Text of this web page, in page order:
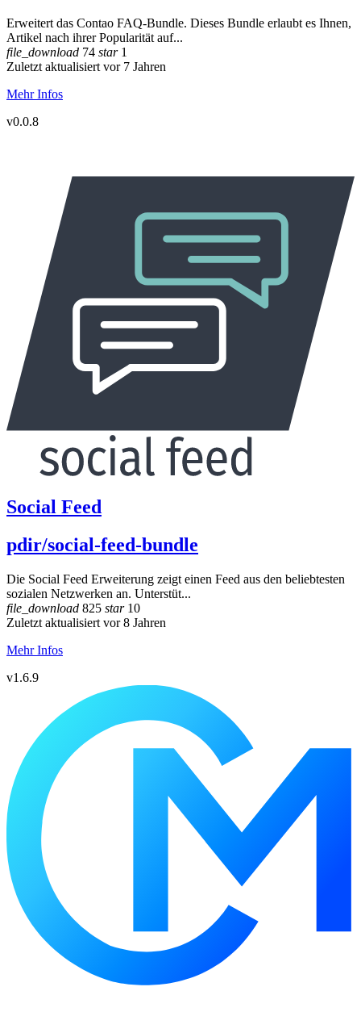
Erweitert das Contao FAQ-Bundle. Dieses Bundle erlaubt es Ihnen,
Artikel nach ihrer Popularität auf...
file_download 74 star1
Zuletzt aktualisiert vor 7 Jahren
Mehr Infos
v0.0.8
Social Feed
pdir/social-feed-bundle
Die Social Feed Erweiterung zeigt einen Feed aus den beliebtesten
sozialen Netzwerken an. Unterstüt...
file_download 825 star10
Zuletzt aktualisiert vor 8 Jahren
Mehr Infos
v1.6.9